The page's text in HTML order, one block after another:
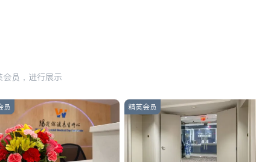
员，进行展示
员 精英会员